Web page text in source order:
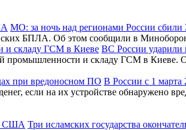
МО: за ночь над регионами России
БПЛА. Об этом сообщили в
ВС России
промышленности и складу ГСМ в
В России с 1 марта
если на их устройстве обнаружено
Три исламских государства